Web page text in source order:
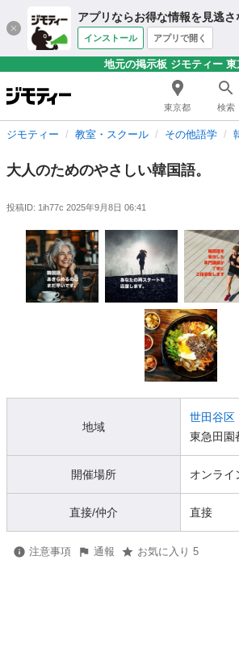
アプリならお得な情報を見逃さ
インストール アプリで開く
地元の掲示板 ジモティー 東
東京都 検索
ジモティー 教室・スクール その他語学
大人のためのやさしい韓国語。
投稿ID: 1ih77c 2025年9月8日 06:41
地域
世田谷区
東急田園
開催場所 オンライ
直接/仲介 直接
注意事項 通報 お気に入り 5